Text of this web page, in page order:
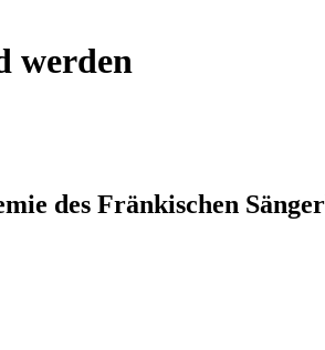
werden
des Fränkischen